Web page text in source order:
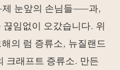
눈앞의 손님들——과,
임없이 오갔습니다. 위
의 럼 증류소, 뉴질랜드
크래프트 증류소. 만든